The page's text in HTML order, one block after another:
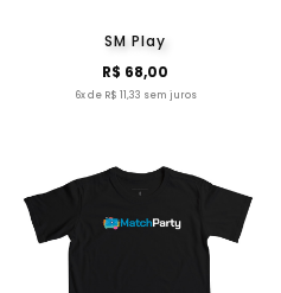
SM Play
R$ 68,00
6x de R$ 11,33 sem juros